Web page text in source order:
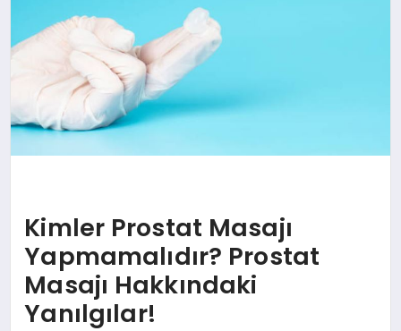
Kimler Prostat Masajı
Yapmamalıdır? Prostat
Masajı Hakkındaki
Yanılgılar!